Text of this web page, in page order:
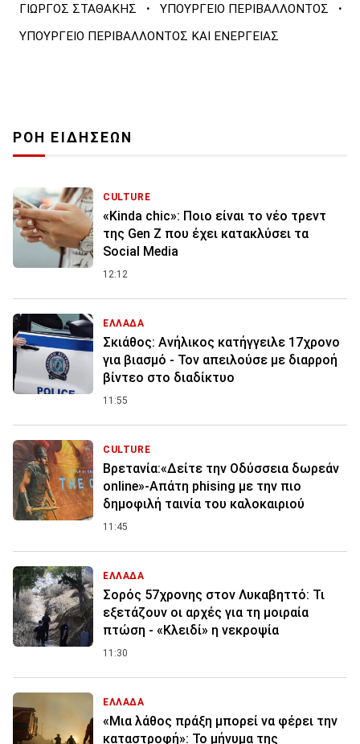
ΓΙΩΡΓΟΣ ΣΤΑΘΑΚΗΣ · ΥΠΟΥΡΓΕΙΟ ΠΕΡΙΒΑΛΛΟΝΤΟΣ ·
ΥΠΟΥΡΓΕΙΟ ΠΕΡΙΒΑΛΛΟΝΤΟΣ ΚΑΙ ΕΝΕΡΓΕΙΑΣ
ΡΟΗ ΕΙΔΗΣΕΩΝ
CULTURE
«Kinda chic»: Ποιο είναι το νέο τρεντ
της Gen Z που έχει κατακλύσει τα
Social Media
12:12
ΕΛΛΑΔΑ
Σκιάθος: Ανήλικος κατήγγειλε 17χρονο
για βιασμό - Τον απειλούσε με διαρροή
βίντεο στο διαδίκτυο
11:55
CULTURE
Βρετανία:«Δείτε την Οδύσσεια δωρεάν
online»-Απάτη phising με την πιο
δημοφιλή ταινία του καλοκαιριού
11:45
ΕΛΛΑΔΑ
Σορός 57χρονης στον Λυκαβηττό: Τι
εξετάζουν οι αρχές για τη μοιραία
πτώση - «Κλειδί» η νεκροψία
11:30
ΕΛΛΑΔΑ
«Μια λάθος πράξη μπορεί να φέρει την
καταστροφή»: Το μήνυμα της